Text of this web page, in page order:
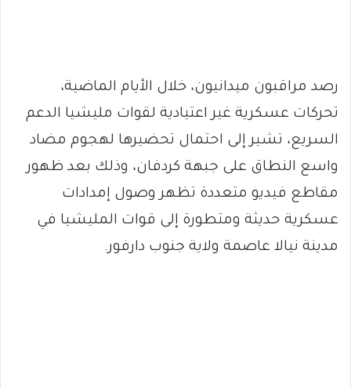
رصد مراقبون ميدانيون، خلال الأيام الماضية،
تحركات عسكرية غير اعتيادية لقوات مليشيا الدعم
السريع، تشير إلى احتمال تحضيرها لهجوم مضاد
واسع النطاق على جبهة كردفان، وذلك بعد ظهور
مقاطع فيديو متعددة تظهر وصول إمدادات
عسكرية حديثة ومتطورة إلى قوات المليشيا في
مدينة نيالا عاصمة ولاية جنوب دارفور.